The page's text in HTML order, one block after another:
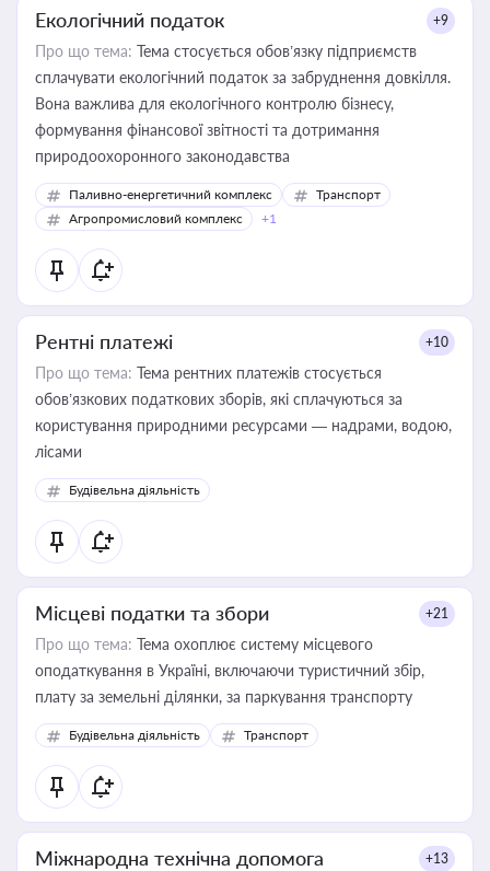
Екологічний податок +9
Про що тема: Тема стосується обов’язку підприємств
сплачувати екологічний податок за забруднення довкілля.
Вона важлива для екологічного контролю бізнесу,
формування фінансової звітності та дотримання
природоохоронного законодавства
Паливно-енергетичний комплекс
Транспорт
Агропромисловий комплекс
+1
Рентні платежі +10
Про що тема: Тема рентних платежів стосується
обов’язкових податкових зборів, які сплачуються за
користування природними ресурсами — надрами, водою,
лісами
Будівельна діяльність
Місцеві податки та збори +21
Про що тема: Тема охоплює систему місцевого
оподаткування в Україні, включаючи туристичний збір,
плату за земельні ділянки, за паркування транспорту
Будівельна діяльність Транспорт
Міжнародна технічна допомога +13